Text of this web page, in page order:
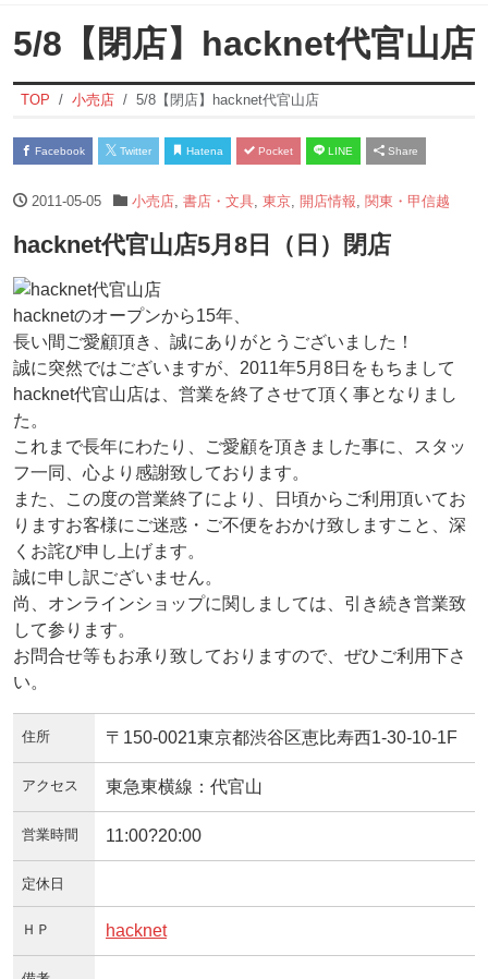
5/8【閉店】hacknet代官山店
TOP 小売店 5/8【閉店】hacknet代官山店
Facebook Twitter Hatena Pocket LINE Share
2011-05-05 小売店, 書店・文具, 東京, 開店情報 関東・甲信越
hacknet代官山店5月8日（日）閉店
hacknetのオープンから15年、
長い間ご愛顧頂き、誠にありがとうございました！
誠に突然ではございますが、2011年5月8日をもちまして
hacknet代官山店は、営業を終了させて頂く事となりまし
た。
これまで長年にわたり、ご愛顧を頂きました事に、スタッ
フ一同、心より感謝致しております。
また、この度の営業終了により、日頃からご利用頂いてお
りますお客様にご迷惑・ご不便をおかけ致しますこと、深
くお詫び申し上げます。
誠に申し訳ございません。
尚、オンラインショップに関しましては、引き続き営業致
して参ります。
お問合せ等もお承り致しておりますので、ぜひご利用下さ
い。
住所 〒150-0021東京都渋谷区恵比寿西1-30-10-1F
アクセス 東急東横線：代官山
営業時間 11:00?20:00
定休日
ＨＰ hacknet